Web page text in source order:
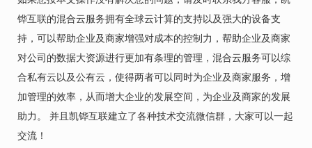
铧互联的混合云服务拥有全球云计算的支持以及强大的设备支
持，可以帮助企业及商家增强对成本的控制力，帮助企业及商家
对公司的数据大资源进行更加有条理的管理，混合云服务可以综
合私有云以及公有云，使得两者可以同时为企业及商家服务，增
加管理的效率，从而增大企业的发展空间，为企业及商家的发展
助力。 并且凯铧互联建立了各种技术交流微信群，大家可以一起
交流！